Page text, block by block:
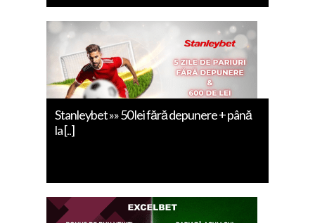
Stanleybet »» 50 lei fără depunere + până
la [..]